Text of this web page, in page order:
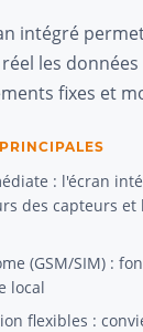
intégré
les
fixes et
: l'écran
des capteurs et
(GSM/SIM) :
local
flexibles :